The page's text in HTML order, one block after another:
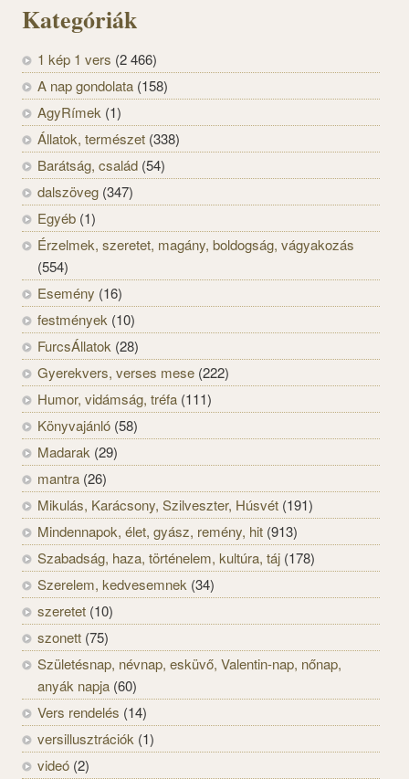
Kategóriák
1 kép 1 vers (2 466)
A nap gondolata (158)
AgyRímek (1)
Állatok, természet (338)
Barátság, család (54)
dalszöveg (347)
Egyéb (1)
Érzelmek, szeretet, magány, boldogság, vágyakozás
(554)
Esemény (16)
festmények (10)
FurcsÁllatok (28)
Gyerekvers, verses mese (222)
Humor, vidámság, tréfa (111)
Könyvajánló (58)
Madarak (29)
mantra (26)
Mikulás, Karácsony, Szilveszter, Húsvét (191)
Mindennapok, élet, gyász, remény, hit (913)
Szabadság, haza, történelem, kultúra, táj (178)
Szerelem, kedvesemnek (34)
szeretet (10)
szonett (75)
Születésnap, névnap, esküvő, Valentin-nap, nőnap,
anyák napja (60)
Vers rendelés (14)
versillusztrációk (1)
videó (2)